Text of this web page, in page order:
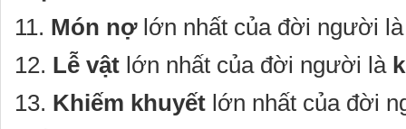
11. Món nợlớn nhất của đời người
12. Lễ vật lớn nhất của đời người là
13. Khiếm khuyết lớn nhất của đời